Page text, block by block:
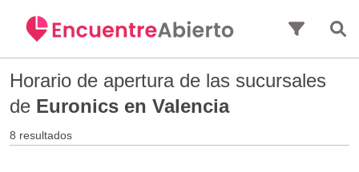
Horario de apertura de las sucursales
de Euronics en Valencia
8 resultados